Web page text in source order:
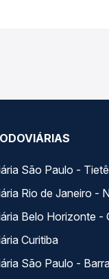
melhor oferta para o
São Paulo - Tietê
Rio de Janeiro -
Belo Horizonte -
Curitiba
São Paulo -